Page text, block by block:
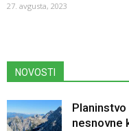
27. avgusta, 2023
NOVOSTI
nesnovne